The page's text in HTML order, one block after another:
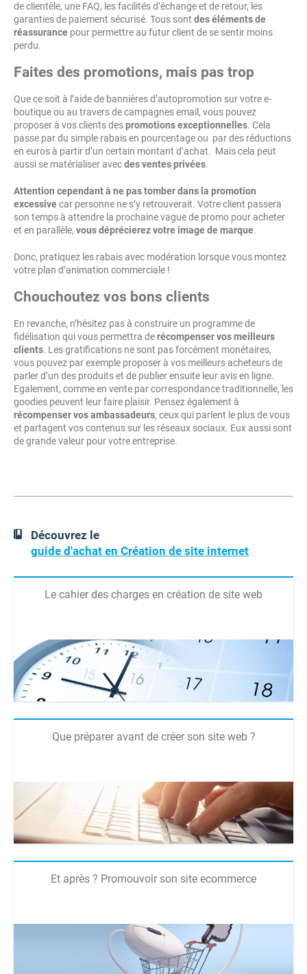
de clientèle, une FAQ, les facilités d’échange et de retour, les
garanties de paiement sécurisé. Tous sont des éléments de
réassurance pour permettre au futur client de se sentir moins
perdu.
Faites des promotions, mais pas trop
Que ce soit à l’aide de bannières d’autopromotion sur votre e-
boutique ou au travers de campagnes email, vous pouvez
proposer à vos clients despromotions exceptionnelles. Cela
passe par du simple rabais en pourcentage ou par des réductions
en euros à partir d’un certain montant d’achat. Mais cela peut
aussi se matérialiser avecdes ventes privées.
Attention cependant à ne pas tomber dans la promotion
excessivecar personne ne s’y retrouverait. Votre client passera
son temps à attendre la prochaine vague de promo pour acheter
et en parallèle, vous déprécierez votre image de marque.
Donc, pratiquez les rabais avec modération lorsque vous montez
votre plan d’animation commerciale !
Chouchoutez vos bons clients
En revanche, n’hésitez pas à construire un programme de
fidélisation qui vous permettra derécompenser vos meilleurs
clients. Les gratifications ne sont pas forcément monétaires,
vous pouvez par exemple proposer à vos meilleurs acheteurs de
parler d’un des produits et de publier ensuite leur avis en ligne.
Egalement, comme en vente par correspondance traditionnelle, les
goodies peuvent leur faire plaisir. Pensez également à
récompenser vos ambassadeurs, ceux qui parlent le plus de vous
et partagent vos contenus sur les réseaux sociaux. Eux aussi sont
de grande valeur pour votre entreprise.
Découvrez le
guide d'achat en Création de site internet
Le cahier des charges en création de site web
Que préparer avant de créer son site web ?
Et après ? Promouvoir son site ecommerce